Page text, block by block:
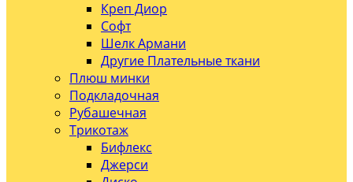
Креп Диор
Софт
Шелк Армани
Другие Плательные ткани
Плюш минки
Подкладочная
Рубашечная
Трикотаж
Бифлекс
Джерси